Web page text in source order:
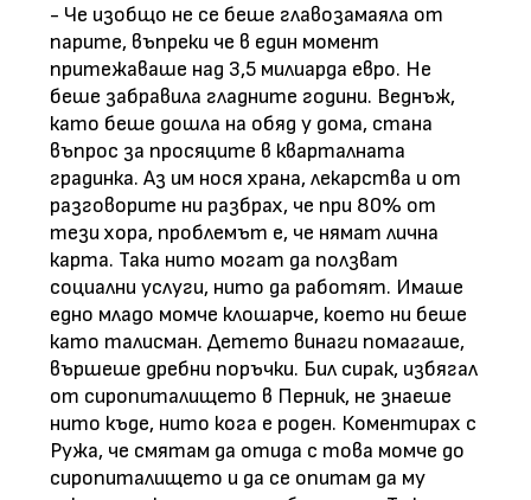
- Че изобщо не се беше главозамаяла от
парите, въпреки че в един момент
притежаваше над 3,5 милиарда евро. Не
беше забравила гладните години. Веднъж,
като беше дошла на обяд у дома, стана
въпрос за просяците в кварталната
градинка. Аз им нося храна, лекарства и от
разговорите ни разбрах, че при 80% от
тези хора, проблемът е, че нямат лична
карта. Така нито могат да ползват
социални услуги, нито да работят. Имаше
едно младо момче клошарче, което ни беше
като талисман. Детето винаги помагаше,
вършеше дребни поръчки. Бил сирак, избягал
от сиропиталището в Перник, не знаеше
нито къде, нито кога е роден. Коментирах с
Ружа, че смятам да отида с това момче до
сиропиталището и да се опитам да му